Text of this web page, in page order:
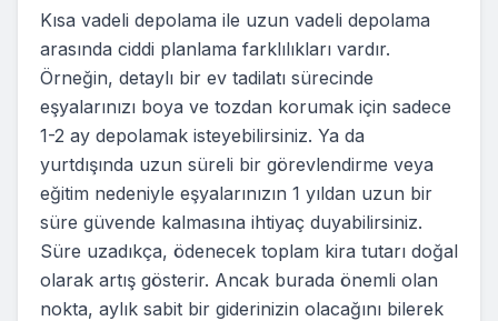
Kısa vadeli depolama ile uzun vadeli depolama
arasında ciddi planlama farklılıkları vardır.
Örneğin, detaylı bir ev tadilatı sürecinde
eşyalarınızı boya ve tozdan korumak için sadece
1-2 ay depolamak isteyebilirsiniz. Ya da
yurtdışında uzun süreli bir görevlendirme veya
eğitim nedeniyle eşyalarınızın 1 yıldan uzun bir
süre güvende kalmasına ihtiyaç duyabilirsiniz.
Süre uzadıkça, ödenecek toplam kira tutarı doğal
olarak artış gösterir. Ancak burada önemli olan
nokta, aylık sabit bir giderinizin olacağını bilerek